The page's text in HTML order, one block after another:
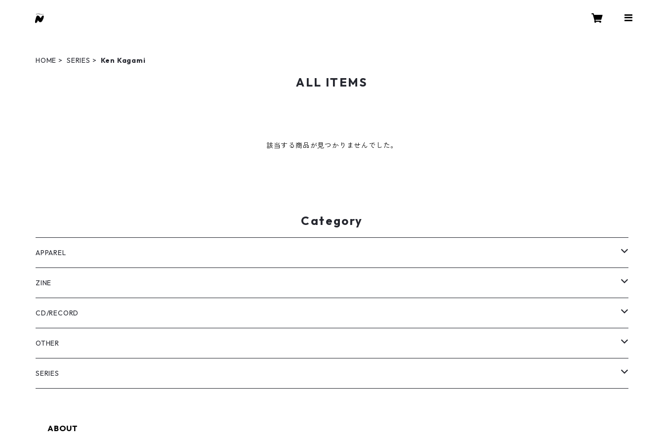
HOME SERIES Ken Kagami
ALL ITEMS
該当する商品が見つかりませんでした。
Category
APPAREL
Tee
Pants
Sweatshirt
Shirts
Cap
ZINE
USABENI ZINE
USABENI TRAVEL
コラボ
CD/RECORD
Beni Usakura
FRUN FRIN FRIENDS
OTHER
Key Holder
Pouch
SERIES
Bridge Logo
ABOUT